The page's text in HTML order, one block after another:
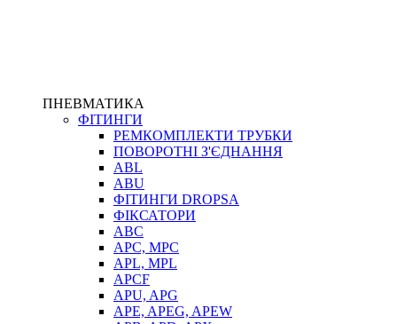
ПНЕВМАТИКА
ФІТИНГИ
РЕМКОМПЛЕКТИ ТРУБКИ
ПОВОРОТНІ З'ЄДНАННЯ
ABL
ABU
ФІТИНГИ DROPSA
ФІКСАТОРИ
ABC
APC, MPC
APL, MPL
APCF
APU, APG
APE, APEG, APEW